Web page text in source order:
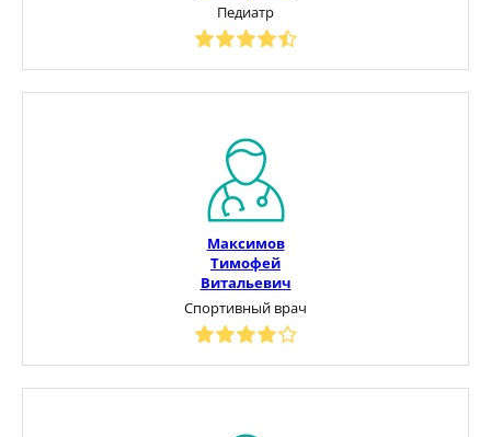
Педиатр
Максимов
Тимофей
Витальевич
Спортивный врач